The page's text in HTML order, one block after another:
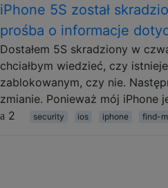
iPhone 5S został
prośba o informacje
Dostałem 5S skradziony w
chciałbym wiedzieć, czy
zablokowanym, czy nie.
zmianie. Ponieważ mój iPhone
2
security ios iphone find-